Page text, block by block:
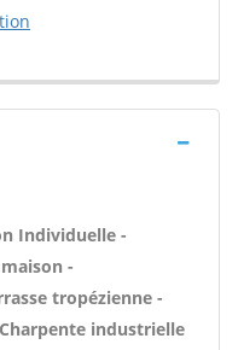
Individuelle -
-
tropézienne -
industrielle